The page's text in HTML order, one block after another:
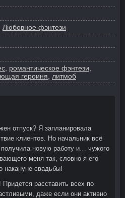
Любовное фэнтези
романтическое фэнтези
героиня литмоб
отпуск? Я запланировала
клиентов. Но начальник всё
новую работу и… чужого
меня так, словно я его
накануне свадьбы!
расставить всех по
даже если они активно